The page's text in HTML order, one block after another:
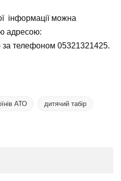
інформації можна
адресою:
телефоном 05321321425.
АТО дитячий табір